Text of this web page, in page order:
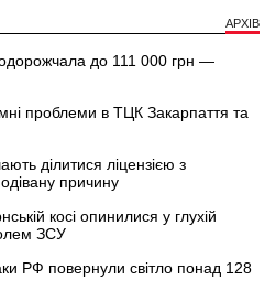
АРХІВ
до 111 000 грн —
проблеми в ТЦК Закарпаття та
ділитися ліцензією з
причину
косі опинилися у глухій
ЗСУ
РФ повернули світло понад 128